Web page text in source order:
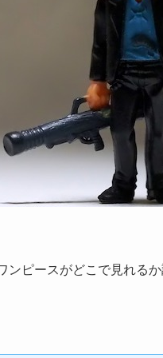
ンピースがどこで見れる